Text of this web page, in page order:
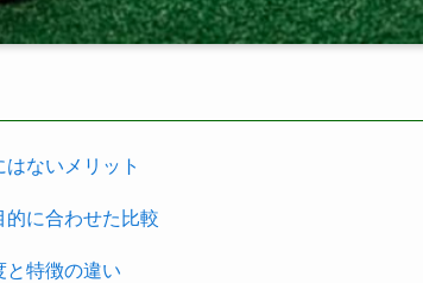
ないメリット
的に合わせた比較
と特徴の違い